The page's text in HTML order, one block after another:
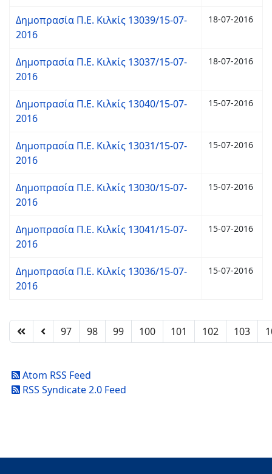
Δημοπρασία Π.Ε. Κιλκίς 13039/15-07-
2016
18-07-2016
Δημοπρασία Π.Ε. Κιλκίς 13037/15-07-
2016
18-07-2016
Δημοπρασία Π.Ε. Κιλκίς 13040/15-07-
2016
15-07-2016
Δημοπρασία Π.Ε. Κιλκίς 13031/15-07-
2016
15-07-2016
Δημοπρασία Π.Ε. Κιλκίς 13030/15-07-
2016
15-07-2016
Δημοπρασία Π.Ε. Κιλκίς 13041/15-07-
2016
15-07-2016
Δημοπρασία Π.Ε. Κιλκίς 13036/15-07-
2016
15-07-2016
97 98 99 100 101 102 103
Atom RSS Feed
RSS Syndicate 2.0 Feed